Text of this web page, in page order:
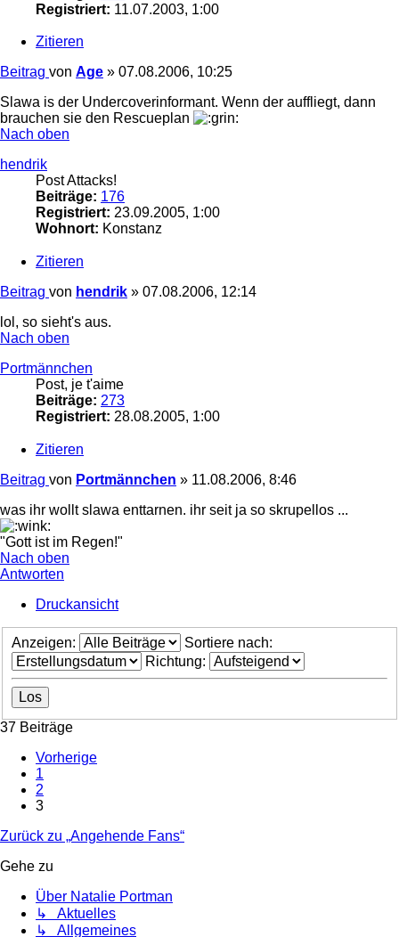
Registriert: 11.07.2003, 1:00
Zitieren
Beitrag von Age » 07.08.2006, 10:25
Slawa is der Undercoverinformant. Wenn der auffliegt, dann
brauchen sie den Rescueplan
Nach oben
hendrik
Post Attacks!
Beiträge: 176
Registriert: 23.09.2005, 1:00
Wohnort: Konstanz
Zitieren
Beitrag von hendrik » 07.08.2006, 12:14
lol, so sieht's aus.
Nach oben
Portmännchen
Post, je t'aime
Beiträge: 273
Registriert: 28.08.2005, 1:00
Zitieren
Beitrag von Portmännchen » 11.08.2006, 8:46
was ihr wollt slawa enttarnen. ihr seit ja so skrupellos ...
"Gott ist im Regen!"
Nach oben
Antworten
Druckansicht
Anzeigen:
Sortiere nach:
Richtung:
37 Beiträge
Vorherige
1
2
3
Zurück zu „Angehende Fans“
Gehe zu
Über Natalie Portman
↳ Aktuelles
↳ Allgemeines